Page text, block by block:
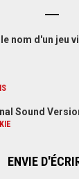
nom d'un jeu
Sound
ENVIE